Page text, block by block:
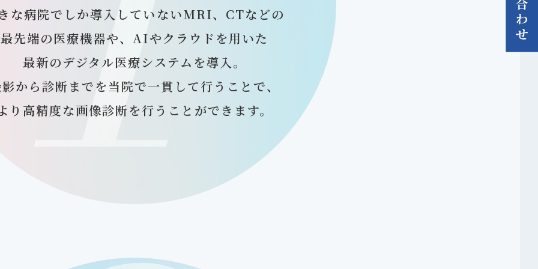
な病院でしか導入していないMRI、CTなどの
最先端の医療機器や、AIやクラウドを用いた
最新のデジタル医療システムを導入。
から診断までを当院で一貫して行うことで、
り高精度な画像診断を行うことができます。